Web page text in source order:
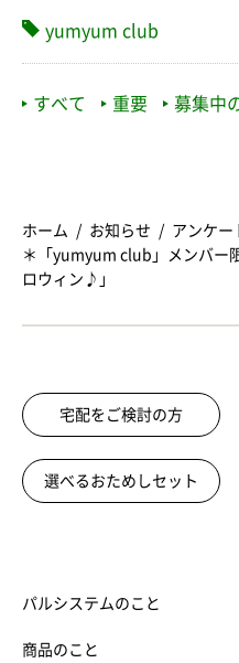
yumyum club
すべて 重要 募集中
ホーム お知らせ
アンケー
＊「yumyum club」メンバー
ロウィン♪」
宅配をご検討の方
選べるおためしセット
パルシステムのこと
商品のこと